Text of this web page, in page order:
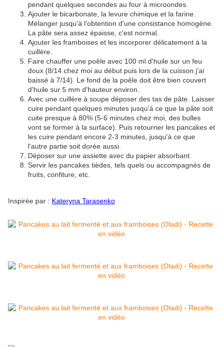
pendant quelques secondes au four à microondes.
Ajouter le bicarbonate, la levure chimique et la farine.
Mélanger jusqu'à l'obtention d'une consistance homogène.
La pâte sera assez épaisse, c'est normal.
Ajouter les framboises et les incorporer délicatement à la
cuillère.
Faire chauffer une poêle avec 100 ml d'huile sur un feu
doux (8/14 chez moi au début puis lors de la cuisson j'ai
baissé à 7/14). Le fond de la poêle doit être bien couvert
d'huile sur 5 mm d'hauteur environ.
Avec une cuillère à soupe déposer des tas de pâte. Laisser
cuire pendant quelques minutes jusqu'à ce que la pâte soit
cuite presque à 80% (5-6 minutes chez moi, des bulles
vont se former à la surface). Puis retourner les pancakes et
les cuire pendant encore 2-3 minutes, jusqu'à ce que
l'autre partie soit dorée aussi.
Déposer sur une assiette avec du papier absorbant.
Servir les pancakes tièdes, tels quels ou accompagnés de
fruits, confiture, etc.
Inspirée par : Kateryna Tarasenko